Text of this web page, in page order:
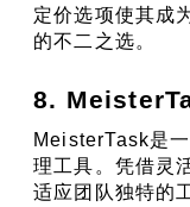
定价选项使其成
的不二之选。
8.
MeisterTask是
理工具。凭借灵
适应团队独特的